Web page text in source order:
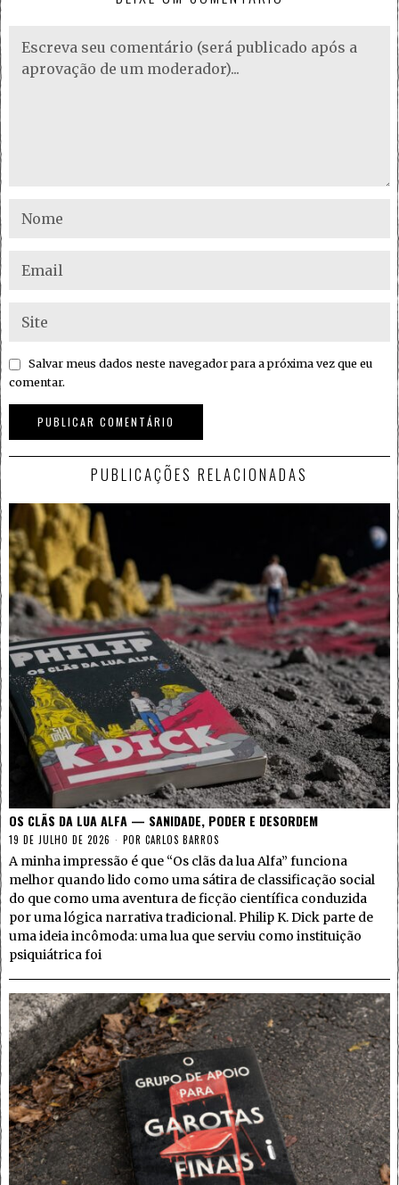
Salvar meus dados neste navegador para a próxima vez que eu
comentar.
PUBLICAÇÕES RELACIONADAS
OS CLÃS DA LUA ALFA — SANIDADE, PODER E DESORDEM
19 DE JULHO DE 2026 POR CARLOS BARROS
A minha impressão é que “Os clãs da lua Alfa” funciona
melhor quando lido como uma sátira de classificação social
do que como uma aventura de ficção científica conduzida
por uma lógica narrativa tradicional. Philip K. Dick parte de
uma ideia incômoda: uma lua que serviu como instituição
psiquiátrica foi